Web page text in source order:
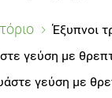
Έξυπνοι
γεύση με
γεύση με